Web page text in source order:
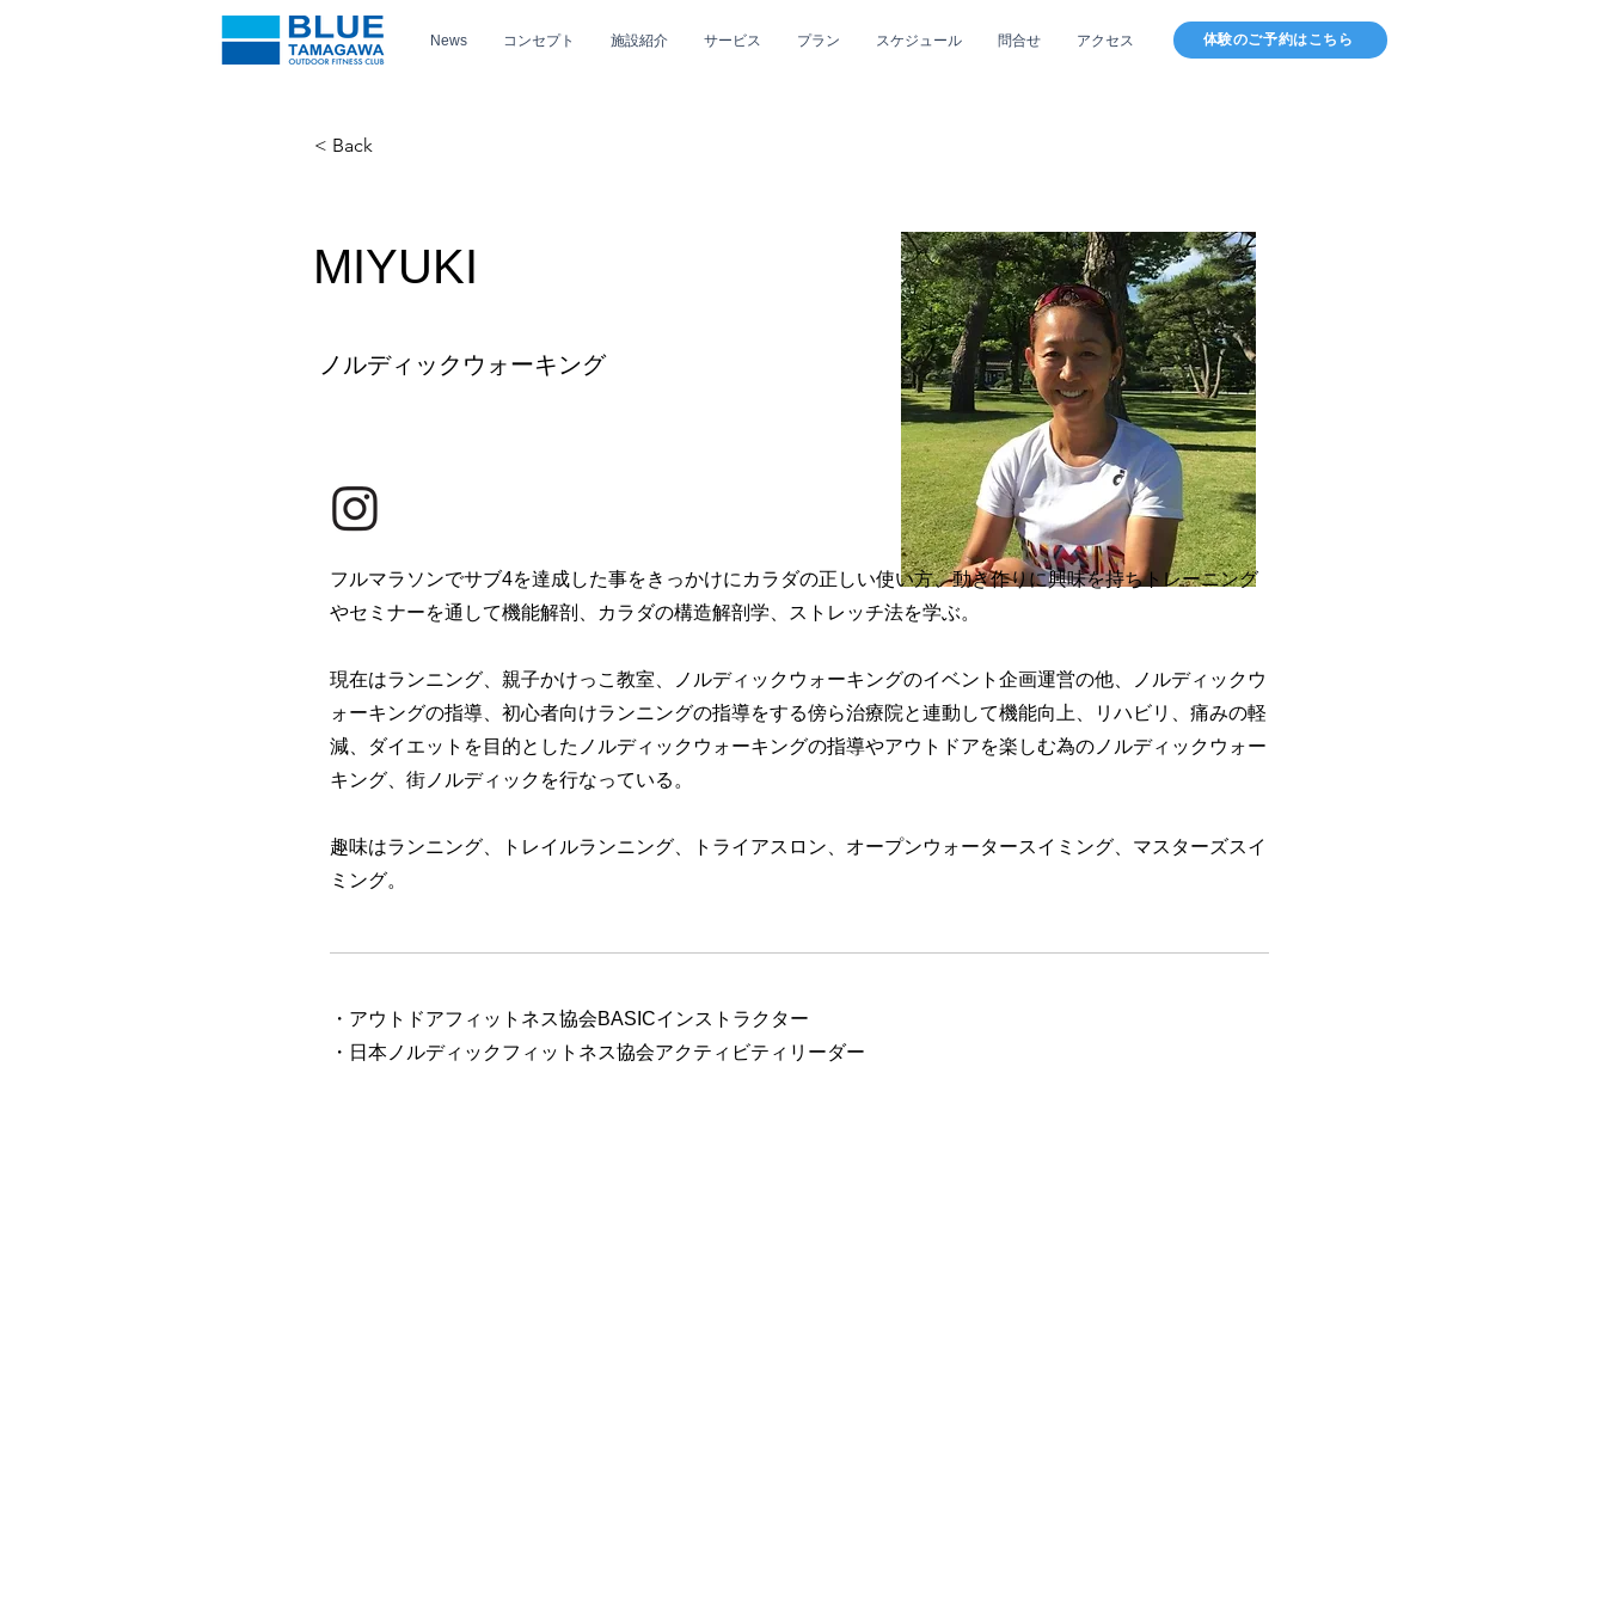
News コンセプト 施設紹介 サービス プラン スケジュール 問合せ アクセス 体験のご予約はこちら
< Back
MIYUKI
ノルディックウォーキング
フルマラソンでサブ4を達成した事をきっかけにカラダの正しい使い方、動き作りに興味を持ちトレーニング
やセミナーを通して機能解剖、カラダの構造解剖学、ストレッチ法を学ぶ。
現在はランニング、親子かけっこ教室、ノルディックウォーキングのイベント企画運営の他、ノルディックウ
ォーキングの指導、初心者向けランニングの指導をする傍ら治療院と連動して機能向上、リハビリ、痛みの軽
減、ダイエットを目的としたノルディックウォーキングの指導やアウトドアを楽しむ為のノルディックウォー
キング、街ノルディックを行なっている。
趣味はランニング、トレイルランニング、トライアスロン、オープンウォータースイミング、マスターズスイ
ミング。
・アウトドアフィットネス協会BASICインストラクター
・日本ノルディックフィットネス協会アクティビティリーダー